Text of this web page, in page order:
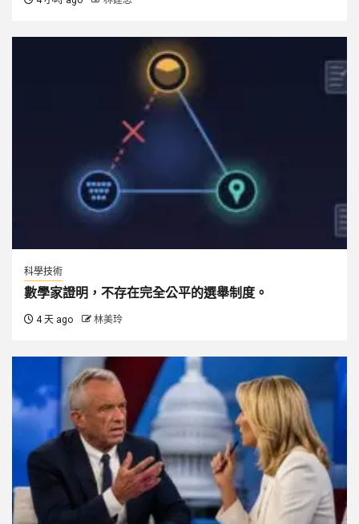
科學技術
數學家證明，不存在完全公平的選舉制度。
4 天 ago 林美玲